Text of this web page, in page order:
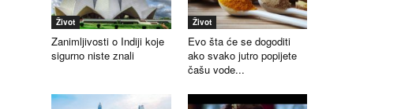
Život
Zanimljivosti o Indiji koje
sigurno niste znali
Život
Evo šta će se dogoditi
ako svako jutro popijete
čašu vode...